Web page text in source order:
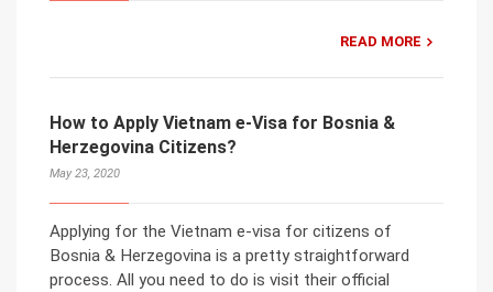
READ MORE
How to Apply Vietnam e-Visa for Bosnia &
Herzegovina Citizens?
May 23, 2020
Applying for the Vietnam e-visa for citizens of
Bosnia & Herzegovina is a pretty straightforward
process. All you need to do is visit their official